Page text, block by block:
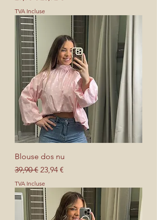
TVA Incluse
Blouse dos nu
Prix original
39,90 € Prix promotionnel
23,94 €
TVA Incluse